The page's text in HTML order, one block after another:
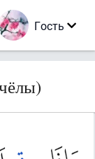
Гость